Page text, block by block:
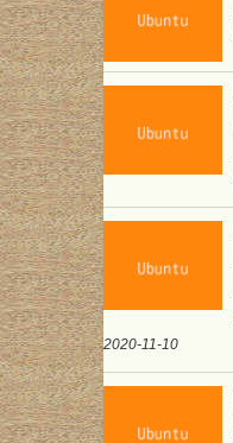
2020-11-10